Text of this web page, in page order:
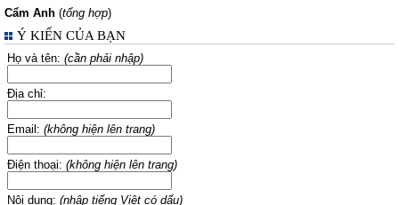
Cẩm Anh (tổng hợp)
Ý KIẾN CỦA BẠN
Họ và tên: (cần phải nhập)
Địa chỉ:
Email: (không hiện lên trang)
Điện thoại: (không hiện lên trang)
Nội dung: (nhập tiếng Việt có dấu)